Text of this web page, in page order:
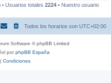
• Usuarios totales 2224 • Nuestro usuario
Todos los horarios son UTC+02:00
Software © phpBB Limited
porphpBB España
| Condiciones